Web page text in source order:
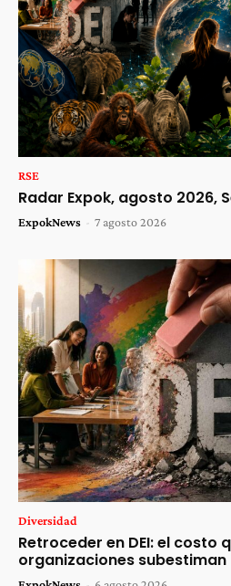
RSE
Radar Expok, agosto 2026,
ExpokNews - 7 agosto 2026
Diversidad
Retroceder en DEI: el costo
organizaciones subestiman